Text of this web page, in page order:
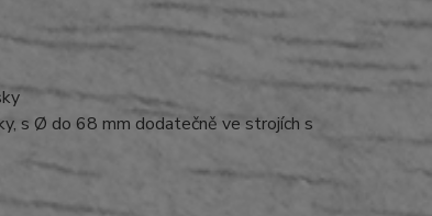
s Ø do 68 mm dodatečně ve strojích s